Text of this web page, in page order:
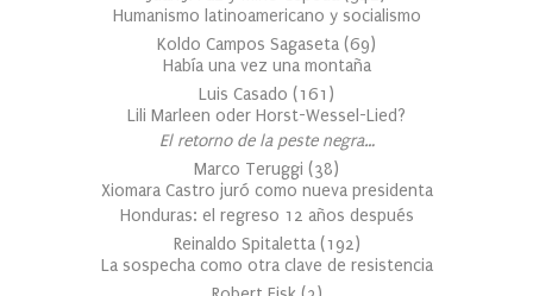
Humanismo latinoamericano y socialismo
Koldo Campos Sagaseta (69)
Había una vez una montaña
Luis Casado (161 )
Lili Marleen oder Horst-Wessel-Lied?
El retorno de la peste negra…
Marco Teruggi (38)
Xiomara Castro juró como nueva presidenta
Honduras: el regreso 12 años después
Reinaldo Spitaletta (192)
La sospecha como otra clave de resistencia